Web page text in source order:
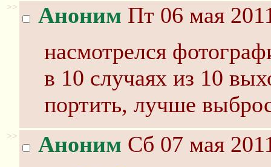
>> Аноним Пт 06 мая
насмотрелся
в 10 случаях из 10
портить, лучше
>> Аноним Сб 07 мая